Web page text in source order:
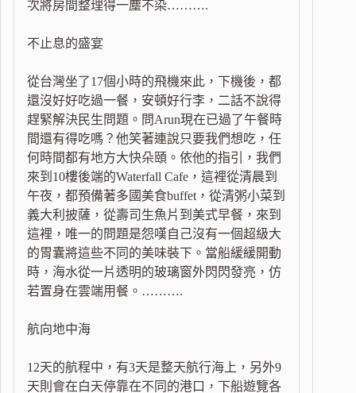
次將房間整理得一塵不染……….
不止息的盛宴
從台灣坐了17個小時的飛機來此，下機後，都
還沒好好吃過一餐，安頓好行李，二話不說得
趕緊解決民生問題。問Arun現在已過了午餐時
間還有得吃嗎？他笑著連說只要我們想吃，任
何時間都有地方大快朵頤。依他的指引，我們
來到10樓後端的Waterfall Cafe，這裡從清晨到
午夜，都預備著多國美食buffet，從清粥小菜到
義大利披薩，從壽司生魚片到美式早餐，來到
這裡，唯一的問題是怨嘆自己沒有一個超級大
的胃囊將這些不同的美味裝下。當船緩緩開動
時，海水從一片透明的玻璃窗外閃閃發亮，仿
若置身在雲端用餐。……….
航向地中海
12天的航程中，有3天是整天航行海上，另外9
天則會在白天停靠在不同的港口，下船遊覽各